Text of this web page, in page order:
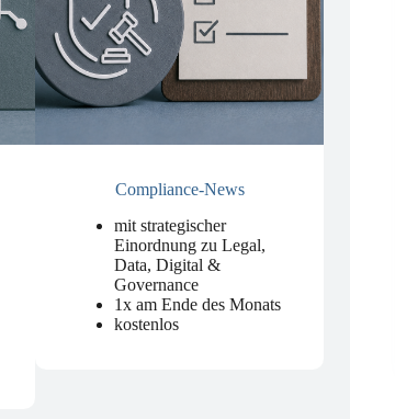
Compliance-News
mit strategischer
Einordnung zu Legal,
Data, Digital &
Governance
1x am Ende des Monats
kostenlos